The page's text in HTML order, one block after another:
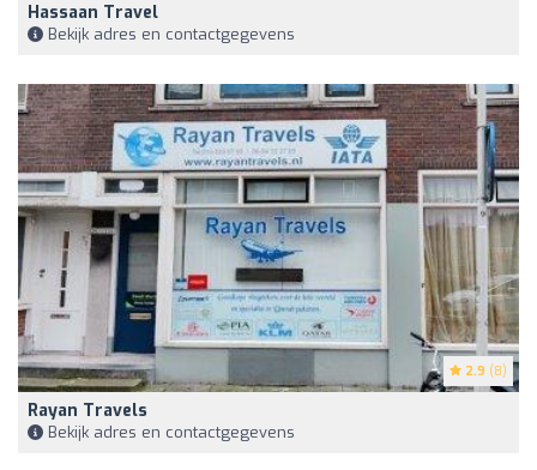
Hassaan Travel
Bekijk adres en contactgegevens
2.9 (8)
Rayan Travels
Bekijk adres en contactgegevens